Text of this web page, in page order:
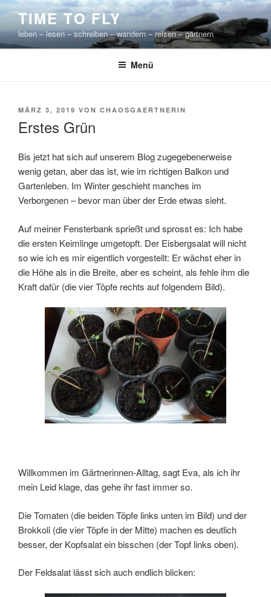
Zum
Inhalt
springen
TIME TO FLY
leben – lesen – schreiben – wandern – reisen – gärtnern
Menü
VERÖFFENTLICHT
MÄRZ 3, 2019 VON CHAOSGAERTNERIN
Erstes Grün
Bis jetzt hat sich auf unserem Blog zugegebenerweise
wenig getan, aber das ist, wie im richtigen Balkon und
Gartenleben. Im Winter geschieht manches im
Verborgenen – bevor man über der Erde etwas sieht.
Auf meiner Fensterbank sprießt und sprosst es: Ich habe
die ersten Keimlinge umgetopft. Der Eisbergsalat will nicht
so wie ich es mir eigentlich vorgestellt: Er wächst eher in
die Höhe als in die Breite, aber es scheint, als fehle ihm die
Kraft dafür (die vier Töpfe rechts auf folgendem Bild).
Willkommen im Gärtnerinnen-Alltag, sagt Eva, als ich ihr
mein Leid klage, das gehe ihr fast immer so.
Die Tomaten (die beiden Töpfe links unten im Bild) und der
Brokkoli (die vier Töpfe in der Mitte) machen es deutlich
besser, der Kopfsalat ein bisschen (der Topf links oben).
Der Feldsalat lässt sich auch endlich blicken: